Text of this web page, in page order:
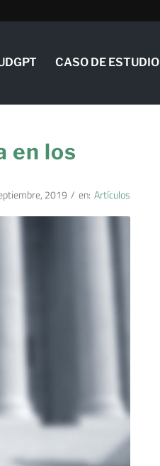
CASO DE ESTUDIO
en los
2019 / en: Artículos